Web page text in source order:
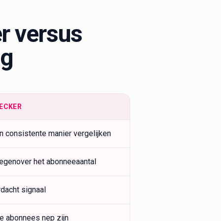
versus
consistente manier vergelijken
het abonneeaantal
signaal
abonnees nep zijn